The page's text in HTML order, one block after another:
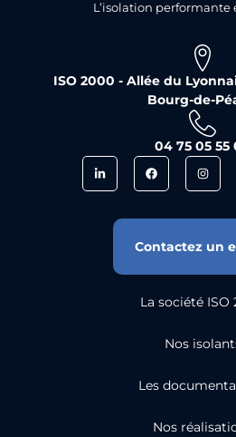
L’isolation performante
ISO 2000 - Allée du
Bourg-de-
04 75 05 55
Contactez un
La société ISO
Nos
Les
Nos